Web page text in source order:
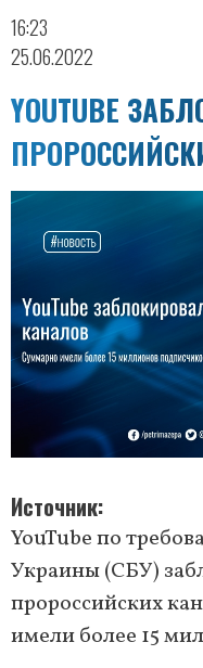
16:23
25.06.2022
YOUTUBE
Источник
YouTube по
Украины (СБУ)
пророссийских
имели более 15